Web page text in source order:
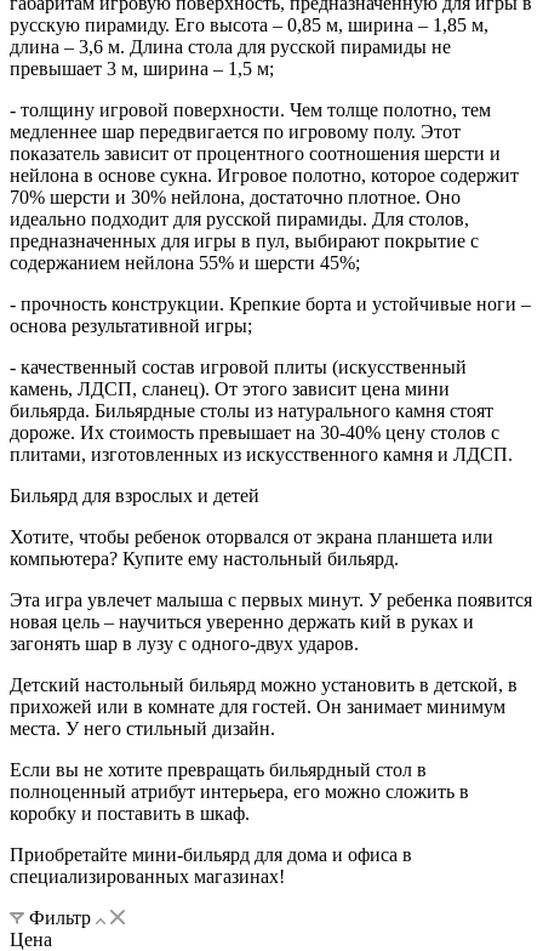
русскую пирамиду. Его высота – 0,85 м, ширина – 1,85 м,
длина – 3,6 м. Длина стола для русской пирамиды не
превышает 3 м, ширина – 1,5 м;
- толщину игровой поверхности. Чем толще полотно, тем
медленнее шар передвигается по игровому полу. Этот
показатель зависит от процентного соотношения шерсти и
нейлона в основе сукна. Игровое полотно, которое содержит
70% шерсти и 30% нейлона, достаточно плотное. Оно
идеально подходит для русской пирамиды. Для столов,
предназначенных для игры в пул, выбирают покрытие с
содержанием нейлона 55% и шерсти 45%;
- прочность конструкции. Крепкие борта и устойчивые ноги –
основа результативной игры;
- качественный состав игровой плиты (искусственный
камень, ЛДСП, сланец). От этого зависит цена мини
бильярда. Бильярдные столы из натурального камня стоят
дороже. Их стоимость превышает на 30-40% цену столов с
плитами, изготовленных из искусственного камня и ЛДСП.
Бильярд для взрослых и детей
Хотите, чтобы ребенок оторвался от экрана планшета или
компьютера? Купите ему настольный бильярд.
Эта игра увлечет малыша с первых минут. У ребенка появится
новая цель – научиться уверенно держать кий в руках и
загонять шар в лузу с одного-двух ударов.
Детский настольный бильярд можно установить в детской, в
прихожей или в комнате для гостей. Он занимает минимум
места. У него стильный дизайн.
Если вы не хотите превращать бильярдный стол в
полноценный атрибут интерьера, его можно сложить в
коробку и поставить в шкаф.
Приобретайте мини-бильярд для дома и офиса в
специализированных магазинах!
Фильтр
Цена